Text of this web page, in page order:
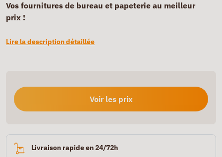
Vos fournitures de bureau et papeterie au meilleur
prix !
Lire la description détaillée
Voir les prix
Livraison rapide en 24/72h